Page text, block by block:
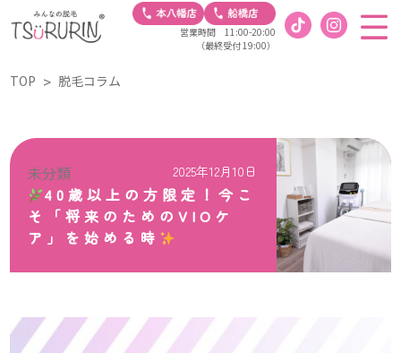
営業時間 11:00-20:00
（最終受付 19:00）
TOP 脱毛コラム
未分類 2025年12月10日
40歳以上の方限定！今こ
そ「将来のためのVIOケ
ア」を始める時